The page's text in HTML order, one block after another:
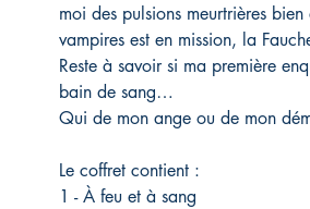
moi des pulsions meurtrières
vampires est en mission, la
Reste à savoir si ma première
bain de sang…
Qui de mon ange ou de mon
Le coffret contient :
1 - À feu et à sang